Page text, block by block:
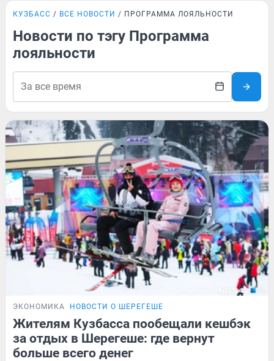
КУЗБАСС ВСЕ НОВОСТИ ПРОГРАММА ЛОЯЛЬНОСТИ
Новости по тэгу Программа
лояльности
ЭКОНОМИКА НОВОСТИ О ШЕРЕГЕШЕ
Жителям Кузбасса пообещали кешбэк
за отдых в Шерегеше: где вернут
больше всего денег